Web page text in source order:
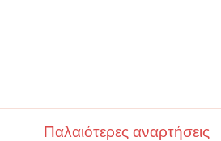
Παλαιότερες αναρτήσεις